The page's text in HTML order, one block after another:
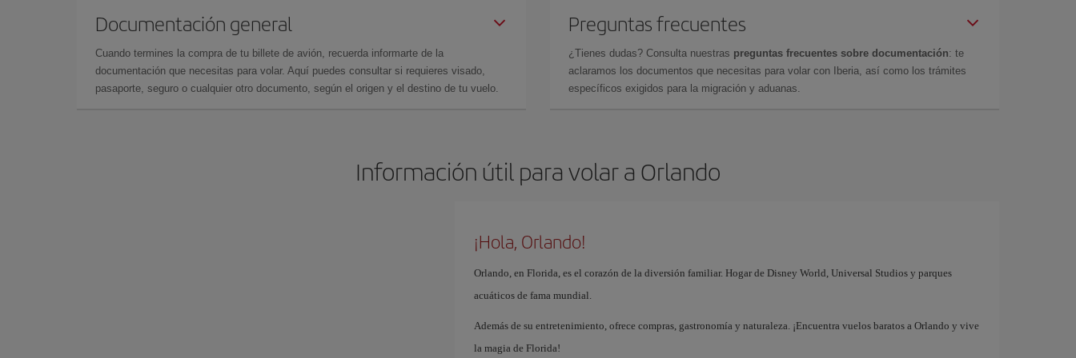
Documentación general
Cuando termines la compra de tu billete de avión, recuerda informarte de la
documentación que necesitas para volar. Aquí puedes consultar si requieres visado,
pasaporte, seguro o cualquier otro documento, según el origen y el destino de tu vuelo.
Preguntas frecuentes
¿Tienes dudas? Consulta nuestras preguntas frecuentes sobre documentación: te
aclaramos los documentos que necesitas para volar con Iberia, así como los trámites
específicos exigidos para la migración y aduanas.
Información útil para volar a Orlando
¡Hola, Orlando!
Orlando, en Florida, es el corazón de la diversión familiar. Hogar de Disney World, Universal Studios y parques
acuáticos de fama mundial.
Además de su entretenimiento, ofrece compras, gastronomía y naturaleza. ¡Encuentra vuelos baratos a Orlando y vive
la magia de Florida!